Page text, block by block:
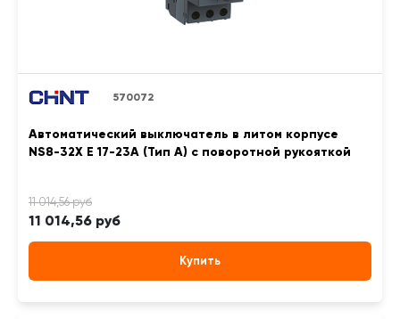
570072
Автоматический выключатель в литом корпусе
NS8-32X E 17-23A (Тип A) с поворотной рукояткой
11 014,56 руб
Купить